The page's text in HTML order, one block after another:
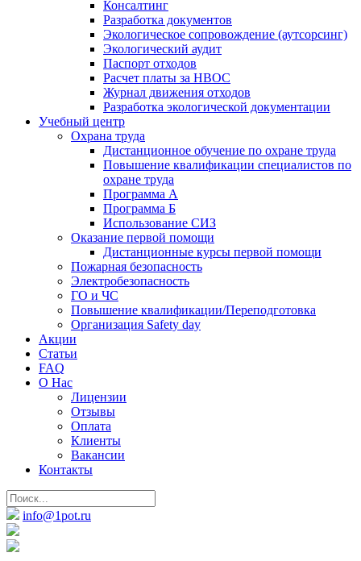
Консалтинг
Разработка документов
Экологическое сопровождение (аутсорсинг)
Экологический аудит
Паспорт отходов
Расчет платы за НВОС
Журнал движения отходов
Разработка экологической документации
Учебный центр
Охрана труда
Дистанционное обучение по охране труда
Повышение квалификации специалистов по
охране труда
Программа А
Программа Б
Использование СИЗ
Оказание первой помощи
Дистанционные курсы первой помощи
Пожарная безопасность
Электробезопасность
ГО и ЧС
Повышение квалификации/Переподготовка
Организация Safety day
Акции
Статьи
FAQ
О Нас
Лицензии
Отзывы
Оплата
Клиенты
Вакансии
Контакты
info@1pot.ru